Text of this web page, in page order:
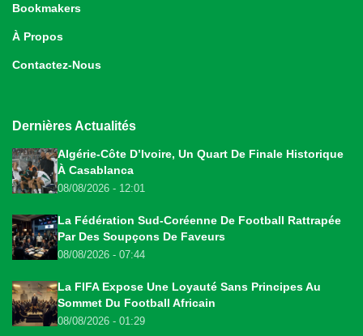
Bookmakers
À Propos
Contactez-Nous
Dernières Actualités
Algérie-Côte D’Ivoire, Un Quart De Finale Historique
À Casablanca
08/08/2026 - 12:01
La Fédération Sud-Coréenne De Football Rattrapée
Par Des Soupçons De Faveurs
08/08/2026 - 07:44
La FIFA Expose Une Loyauté Sans Principes Au
Sommet Du Football Africain
08/08/2026 - 01:29